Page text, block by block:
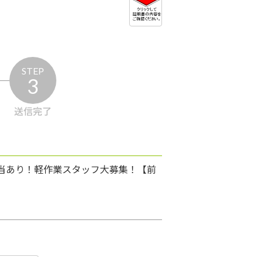
STEP
3
送信完了
り！軽作業スタッフ大募集！【前